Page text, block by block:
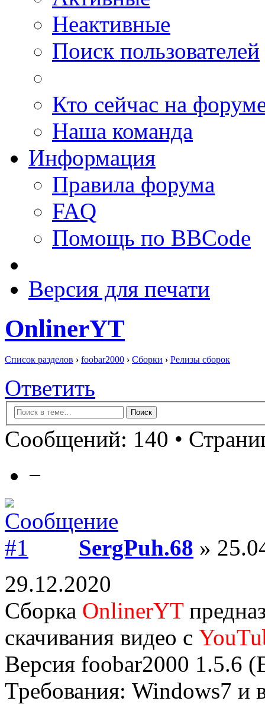
Неактивные
Поиск пользователей
Кто сейчас на
Наша команда
Информация
Правила форума
FAQ
Помощь по BBCode
Версия для печати
OnlinerYT
Список разделов › foobar2000 › Сборки › Релизы сборок
Ответить
Сообщений: 140 •
−
SergPuh.68 »
29.12.2020
Сборка OnlinerYT
скачивания видео с
Версия foobar2000 1.5.6
Требования: Windows7 и